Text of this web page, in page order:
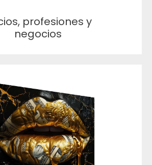
profesiones y
negocios